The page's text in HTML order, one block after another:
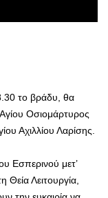
το βράδυ, θα
Οσιομάρτυρος
Αχιλλίου Λαρίσης.
Εσπερινού μετ’
Λειτουργία,